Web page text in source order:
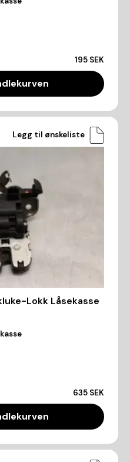
195 SEK
Legg til ønskeliste
Lokk Låsekasse
635 SEK